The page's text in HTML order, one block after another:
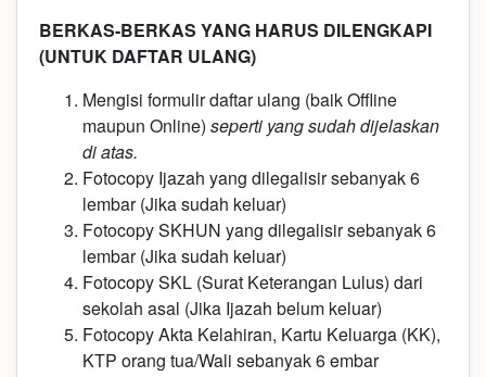
BERKAS-BERKAS YANG HARUS DILENGKAPI
(UNTUK DAFTAR ULANG)
Mengisi formulir daftar ulang (baik Offline
maupun Online) seperti yang sudah dijelaskan
di atas.
Fotocopy Ijazah yang dilegalisir sebanyak 6
lembar (Jika sudah keluar)
Fotocopy SKHUN yang dilegalisir sebanyak 6
lembar (Jika sudah keluar)
Fotocopy SKL (Surat Keterangan Lulus) dari
sekolah asal (Jika Ijazah belum keluar)
Fotocopy Akta Kelahiran, Kartu Keluarga (KK),
KTP orang tua/Wali sebanyak 6 embar